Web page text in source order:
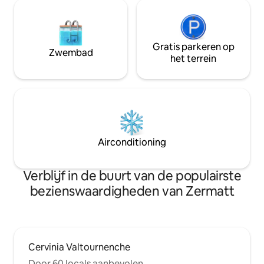
Zwembad
Gratis parkeren op
het terrein
Airconditioning
Verblijf in de buurt van de populairste
bezienswaardigheden van Zermatt
Cervinia Valtournenche